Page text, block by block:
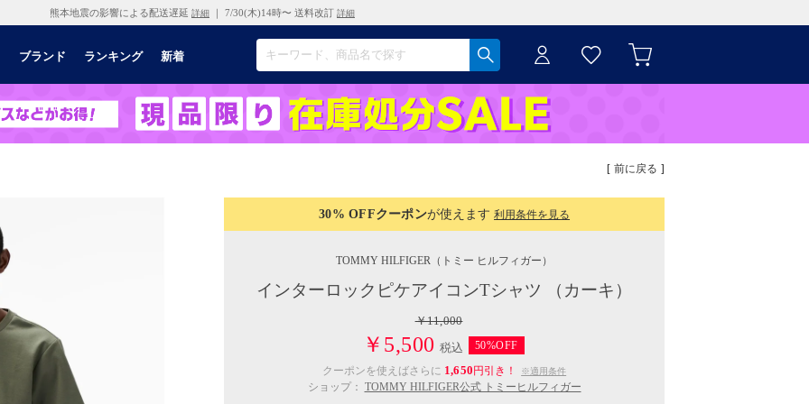
熊本地震の影響による配送遅延 詳細 ｜ 7/30(木)14時〜 送料改訂 詳細
ブランド ランキング 新着
[ 前に戻る ]
30% OFFクーポンが使えます 利用条件を見る
TOMMY HILFIGER （トミー ヒルフィガー）
インターロックピケアイコンTシャツ （カーキ）
￥11,000
￥5,500 税込
50%OFF
クーポンを使えばさらに 1,650円引き！ ※適用条件
ショップ： TOMMY HILFIGER公式 トミーヒルフィガー